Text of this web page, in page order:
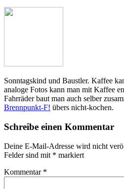
Sonntagskind und Baustler. Kaffee
analoge Fotos kann man mit Kaffee
Fahrräder baut man auch selber
Brennpunkt-F! übers nicht-kochen.
Schreibe einen Kommentar
Deine E-Mail-Adresse wird nicht
Felder sind mit * markiert
Kommentar *